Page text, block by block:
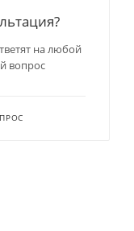
на любой
вопрос